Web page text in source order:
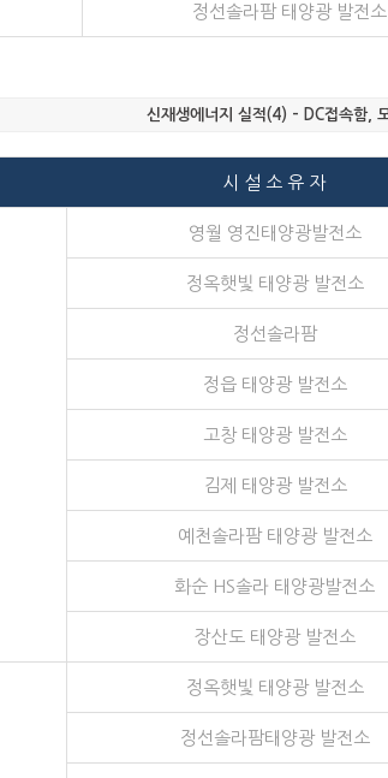
정선솔라팜 태양광 발전소
신재생에너지 실적(4) – DC접속함,
시 설 소 유 자
영월 영진태양광발전소
정옥햇빛 태양광 발전소
정선솔라팜
정읍 태양광 발전소
고창 태양광 발전소
김제 태양광 발전소
예천솔라팜 태양광 발전소
화순 HS솔라 태양광발전소
장산도 태양광 발전소
정옥햇빛 태양광 발전소
정선솔라팜태양광 발전소